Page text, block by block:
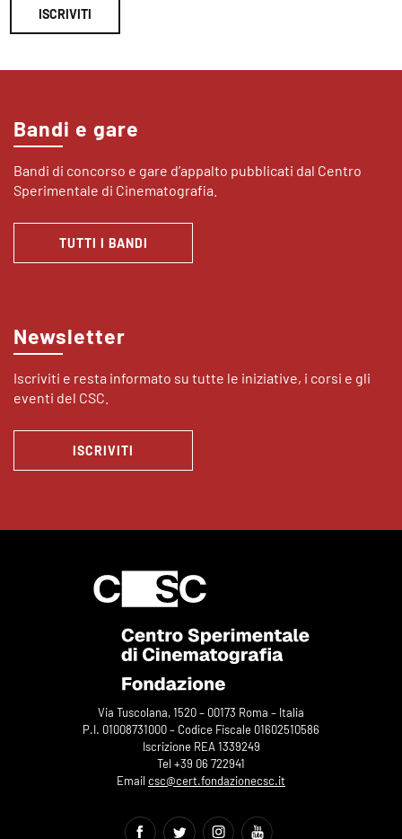
ISCRIVITI
Bandi e gare
Bandi di concorso e gare d’appalto pubblicati dal Centro
Sperimentale di Cinematografia.
TUTTI I BANDI
Newsletter
Iscriviti e resta informato su tutte le iniziative, i corsi e gli
eventi del CSC.
ISCRIVITI
Via Tuscolana, 1520 – 00173 Roma – Italia
P.I. 01008731000 – Codice Fiscale 01602510586
Iscrizione REA 1339249
Tel +39 06 722941
Email csc@cert.fondazionecsc.it